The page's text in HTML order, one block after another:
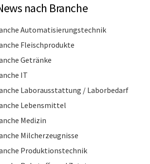
nach Branche
Automatisierungstechnik
Fleischprodukte
Getränke
IT
Laborausstattung / Laborbedarf
Lebensmittel
Medizin
Milcherzeugnisse
Produktionstechnik